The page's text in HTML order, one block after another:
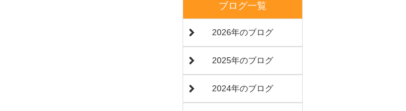
ブログ一覧
2026年のブログ
2025年のブログ
2024年のブログ